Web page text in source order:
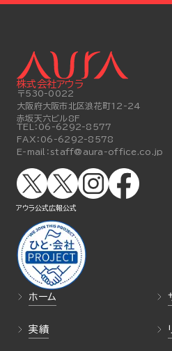
ホーム
実績
株式会社アウラ
〒530-0022
大阪府大阪市北区浪花町12-24
赤坂天六ビル8F
TEL： 06-6292-8577
FAX： 06-6292-8578
E-mail： staff@aura-office.co.jp
アウラ公式広報公式